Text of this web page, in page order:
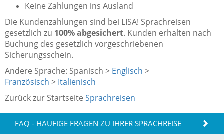
Keine Zahlungen ins Ausland
Die Kundenzahlungen sind bei LISA! Sprachreisen
gesetzlich zu 100% abgesichert. Kunden erhalten nach
Buchung des gesetzlich vorgeschriebenen
Sicherungsschein.
Andere Sprache: Spanisch > Englisch >
Französisch > Italienisch
Zurück zur Startseite Sprachreisen
FAQ - HÄUFIGE FRAGEN ZU IHRER SPRACHREISE